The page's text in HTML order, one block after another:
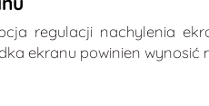
regulacji nachylenia
ekranu powinien wynosić